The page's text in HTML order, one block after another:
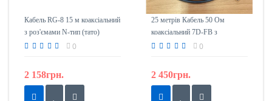
Кабель RG-8 15 м коаксіальний
з роз'ємами N-тип (тато)
0
2 158грн.
25 метрів Кабель 50 Ом
коаксіальний 7D-FB з
роз'ємами N-тип (тато)
0
2 450грн.